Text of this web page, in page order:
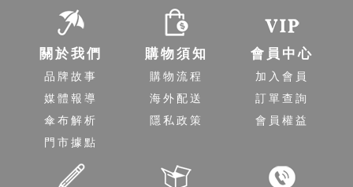
關於我們
品牌故事
媒體報導
傘布解析
門市據點
購物須知
購物流程
海外配送
隱私政策
會員中心
加入會員
訂單查詢
會員權益